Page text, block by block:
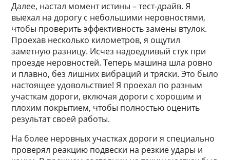
Далее, настал момент истины – тест-драйв. Я
выехал на дорогу с небольшими неровностями,
чтобы проверить эффективность замены втулок.
Проехав несколько километров, я ощутил
заметную разницу. Исчез надоедливый стук при
проезде неровностей. Теперь машина шла ровно
и плавно, без лишних вибраций и тряски. Это было
настоящее удовольствие! Я проехал по разным
участкам дороги, включая дороги с хорошим и
плохим покрытием, чтобы полностью оценить
результат своей работы.
На более неровных участках дороги я специально
проверял реакцию подвески на резкие удары и